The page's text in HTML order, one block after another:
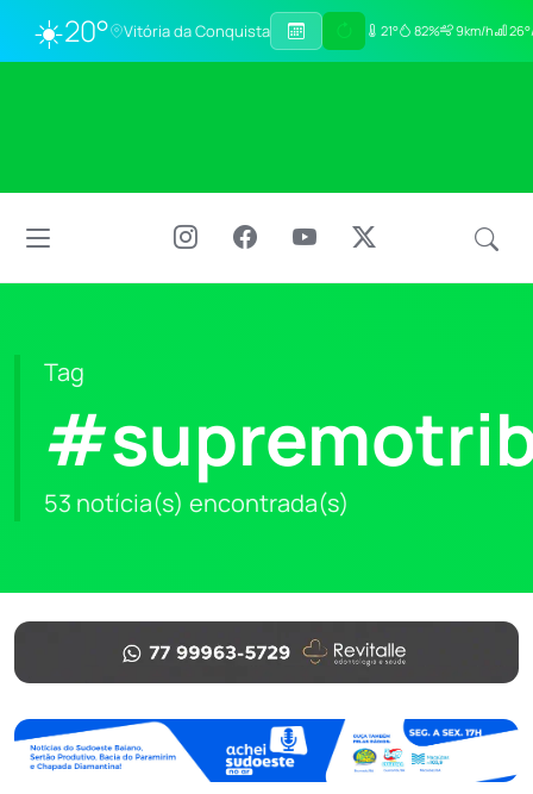
☀️20° Vitória da Conquista 21° 82% 9km/h
Tag
53 notícia(s) encontrada(s)